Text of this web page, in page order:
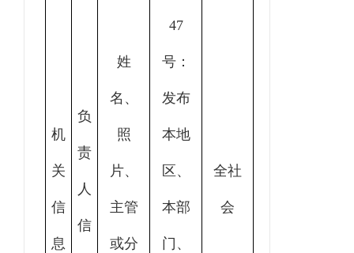
机
关
信
息
负
责
人
信
姓
名、
照
片、
主管
或分
47
号：
发布
本地
区、
本部
门、
全社
会